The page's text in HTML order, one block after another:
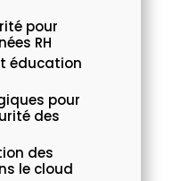
pour
RH
éducation
pour
des
des
le cloud